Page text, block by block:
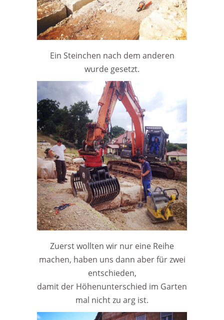
Ein Steinchen nach dem anderen
wurde gesetzt.
Zuerst wollten wir nur eine Reihe
machen, haben uns dann aber für zwei
entschieden,
damit der Höhenunterschied im Garten
mal nicht zu arg ist.